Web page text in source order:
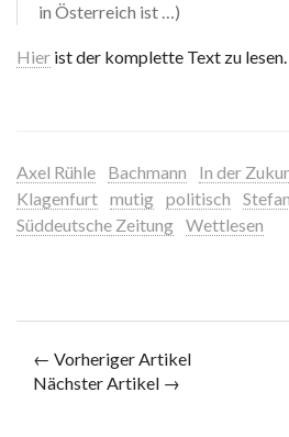
in Österreich ist …)
Hier ist der komplette Text zu lesen.
Axel Rühle Bachmann
In der
Klagenfurt mutig politisch
Süddeutsche Zeitung Wettlesen
← Vorheriger Artikel
Nächster Artikel →